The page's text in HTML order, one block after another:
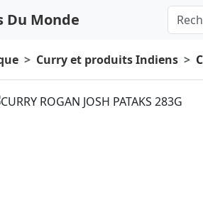
Du Monde
Curry et produits Indiens